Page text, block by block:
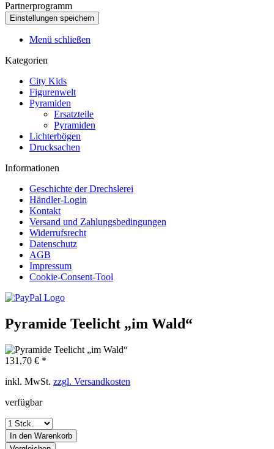
Partnerprogramm
Menü schließen
Kategorien
City Kids
Figurenwelt
Pyramiden
Ersatzteile
Pyramiden
Lichterbögen
Drucksachen
Informationen
Geschichte der Drechslerei
Händler-Login
Kontakt
Versand und Zahlungsbedingungen
Widerrufsrecht
Datenschutz
AGB
Impressum
Cookie-Consent-Tool
Pyramide Teelicht „im Wald“
131,70 € *
inkl. MwSt. zzgl. Versandkosten
verfügbar
In den Warenkorb